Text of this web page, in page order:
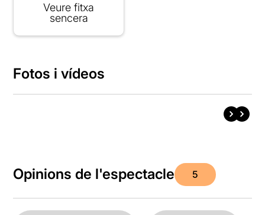
Veure fitxa
sencera
Fotos i vídeos
Opinions de l'espectacle 5